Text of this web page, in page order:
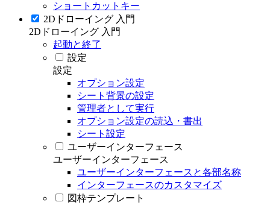
ショートカットキー
2Dドローイング 入門
2Dドローイング 入門
起動と終了
設定
設定
オプション設定
シート背景の設定
管理者として実行
オプション設定の読込・書出
シート設定
ユーザーインターフェース
ユーザーインターフェース
ユーザーインターフェースと各部名称
インターフェースのカスタマイズ
図枠テンプレート